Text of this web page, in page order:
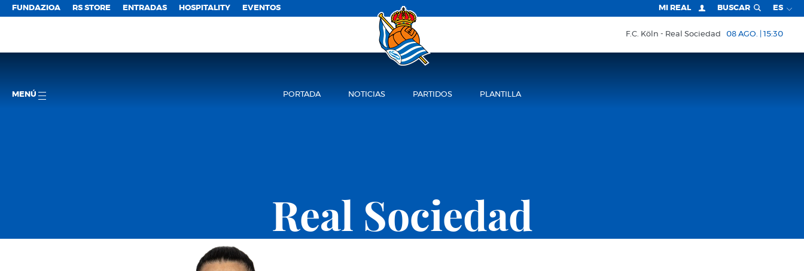
FUNDAZIOA RS STORE ENTRADAS HOSPITALITY EVENTOS MI REAL BUSCAR ES
F.C. Köln Real Sociedad 08 AGO. | 15:30
MENÚ PORTADA NOTICIAS PARTIDOS PLANTILLA
Real Sociedad